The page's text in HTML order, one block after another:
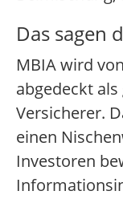
Das sagen
MBIA wird
abgedeckt
Versicherer.
einen
Investoren